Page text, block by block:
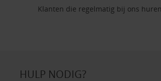
Klanten die regelmatig bij ons
HULP NODIG?